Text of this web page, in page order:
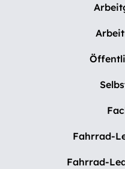
Fahrrad-
Fahrrad-